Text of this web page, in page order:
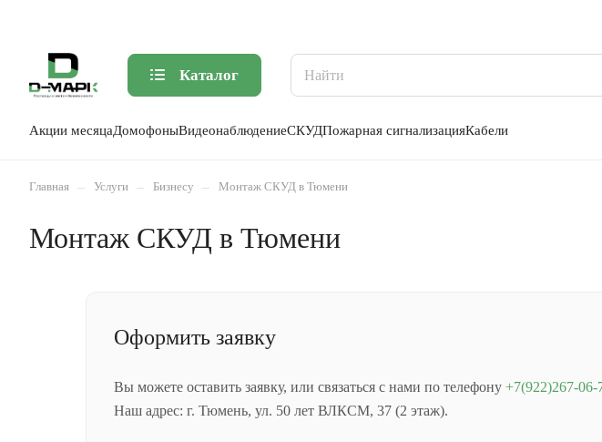
Каталог
Акции месяцаДомофоныВидеонаблюдениеСКУДПожарная сигнализацияКабели
Главная – Услуги – Бизнесу – Монтаж СКУД в Тюмени
Монтаж СКУД в Тюмени
Оформить заявку
Вы можете оставить заявку, или связаться с нами по телефону +7(922)267-06-
Наш адрес: г. Тюмень, ул. 50 лет ВЛКСМ, 37 (2 этаж).